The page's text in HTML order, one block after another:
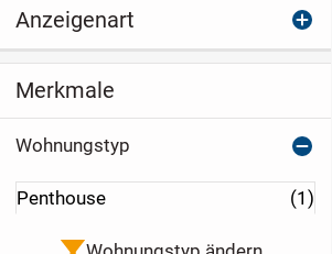
Anzeigenart
Merkmale
Wohnungstyp
Penthouse (1)